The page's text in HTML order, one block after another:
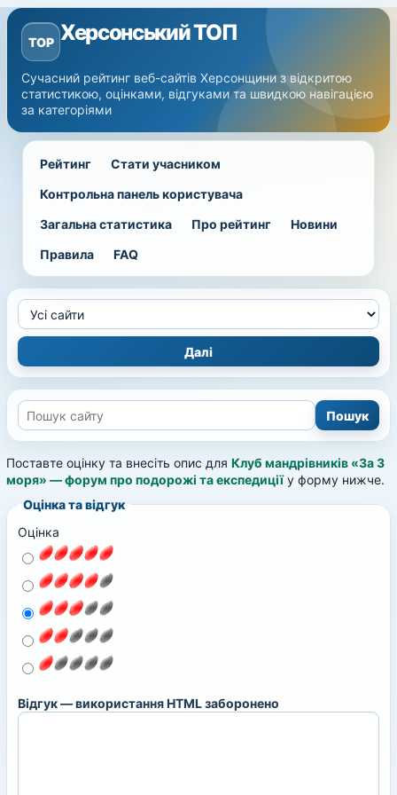
TOP Херсонський ТОП
Сучасний рейтинг веб-сайтів Херсонщини з відкритою
статистикою, оцінками, відгуками та швидкою навігацією
за категоріями
Рейтинг
Стати учасником
Контрольна панель користувача
Загальна статистика
Про рейтинг
Новини
Правила
FAQ
Поставте оцінку та внесіть опис для Клуб мандрівників «За 3
моря» — форум про подорожі та експедиціїу форму нижче.
Оцінка та відгук
Оцінка
Відгук — використання HTML заборонено